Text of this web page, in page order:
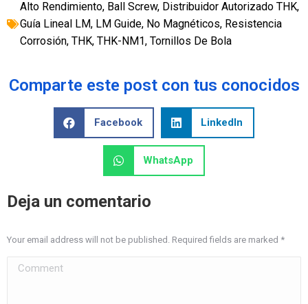
Alto Rendimiento, Ball Screw, Distribuidor Autorizado THK,
Guía Lineal LM, LM Guide, No Magnéticos, Resistencia
Corrosión, THK, THK-NM1, Tornillos De Bola
Comparte este post con tus conocidos
Facebook LinkedIn
WhatsApp
Deja un comentario
Your email address will not be published. Required fields are marked *
Comment